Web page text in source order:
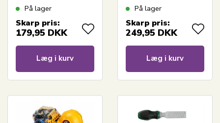
17x36x23 cm
På lager
Skarp pris:
179,95 DKK
Læg i kurv
- 17x23x35 cm
På lager
Skarp pris:
249,95 DKK
Læg i kurv